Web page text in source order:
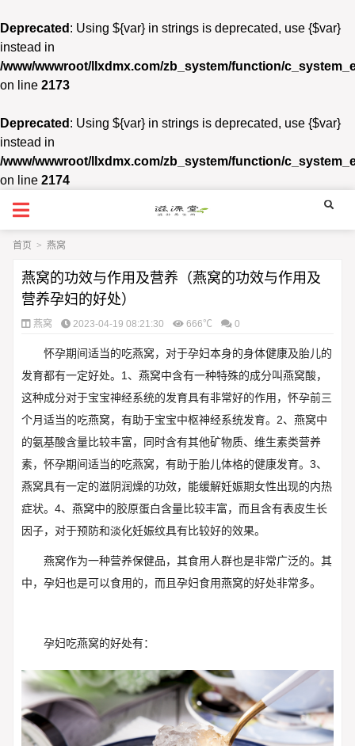
Deprecated : Using ${var} in strings is deprecated, use {$var}
instead in
/www/wwwroot/llxdmx.com/zb_system/function/
on line 2173
Deprecated : Using ${var} in strings is deprecated, use {$var}
instead in
/www/wwwroot/llxdmx.com/zb_system/function/
on line 2174
首页 > 燕窝
燕窝的功效与作用及营养（燕窝的功效与作用及
营养孕妇的好处）
燕窝 2023-04-19 08:21:30 666℃ 0
怀孕期间适当的吃燕窝，对于孕妇本身的身体健康及胎儿的
发育都有一定好处。1、燕窝中含有一种特殊的成分叫燕窝酸，
这种成分对于宝宝神经系统的发育具有非常好的作用，怀孕前三
个月适当的吃燕窝，有助于宝宝中枢神经系统发育。2、燕窝中
的氨基酸含量比较丰富，同时含有其他矿物质、维生素类营养
素，怀孕期间适当的吃燕窝，有助于胎儿体格的健康发育。3、
燕窝具有一定的滋阴润燥的功效，能缓解妊娠期女性出现的内热
症状。4、燕窝中的胶原蛋白含量比较丰富，而且含有表皮生长
因子，对于预防和淡化妊娠纹具有比较好的效果。
燕窝作为一种营养保健品，其食用人群也是非常广泛的。其
中，孕妇也是可以食用的，而且孕妇食用燕窝的好处非常多。
孕妇吃燕窝的好处有：